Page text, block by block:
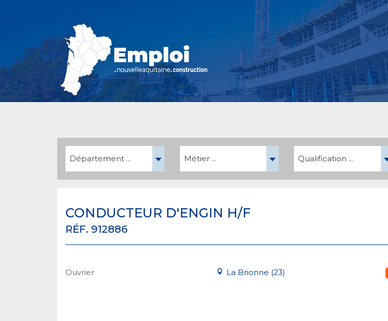
Département ... Métier ... Qualification ...
CONDUCTEUR D'ENGIN H/F
RÉF. 912886
Ouvrier La Brionne (23)